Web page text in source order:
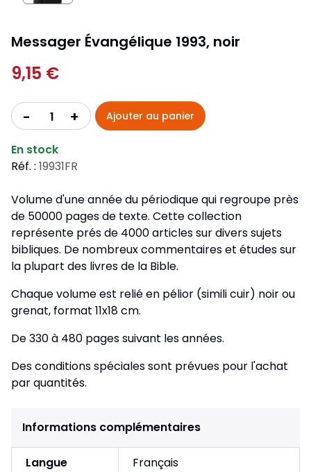
Messager Évangélique 1993, noir
9,15 €
- + Ajouter au panier
En stock
Réf. : 19931FR
Volume d'une année du périodique qui regroupe près
de 50000 pages de texte. Cette collection
représente prés de 4000 articles sur divers sujets
bibliques. De nombreux commentaires et études sur
la plupart des livres de la Bible.
Chaque volume est relié en pélior (simili cuir) noir ou
grenat, format 11x18 cm.
De 330 à 480 pages suivant les années.
Des conditions spéciales sont prévues pour l'achat
par quantités.
Informations complémentaires
Langue
Français